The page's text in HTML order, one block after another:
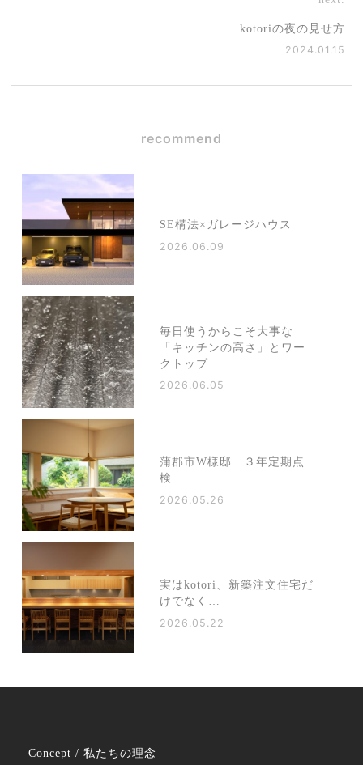
kotoriの夜の見せ方
2024.01.15
recommend
SE構法×ガレージハウス
2026.06.09
毎日使うからこそ大事な
「キッチンの高さ」とワー
クトップ
2026.06.05
蒲郡市W様邸 ３年定期点
検
2026.05.26
実はkotori、新築注文住宅だ
けでなく…
2026.05.22
Concept / 私たちの理念